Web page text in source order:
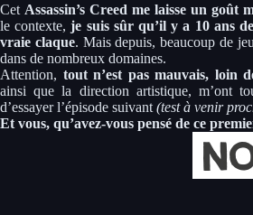
Cet Assassin’s Creed me laisse un goût
le contexte,je suis sûr qu’il y a 10 ans
vraie claque. Mais depuis, beaucoup de
dans de nombreux domaines.
Attention, tout n’est pas mauvais, loin
ainsi que la direction artistique, m’ont
d’essayer l’épisode suivant (test à venir
Et vous, qu’avez-vous pensé de ce